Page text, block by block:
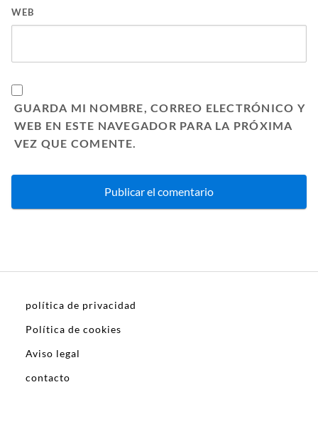
WEB
GUARDA MI NOMBRE, CORREO ELECTRÓNICO Y
WEB EN ESTE NAVEGADOR PARA LA PRÓXIMA
VEZ QUE COMENTE.
política de privacidad
Política de cookies
Aviso legal
contacto